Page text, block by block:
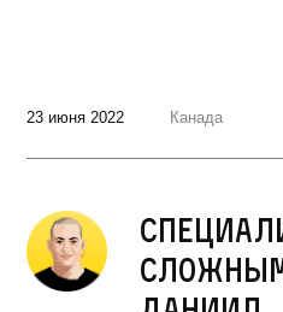
23 июня 2022 Канада